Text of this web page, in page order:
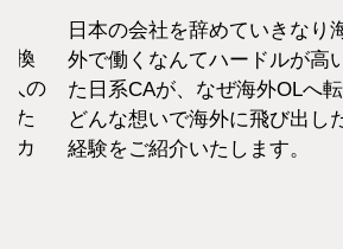
社を辞めていきなり海外OLに！海
なんてハードルが高いと思ってい
が、なぜ海外OLへ転身したのか、
いで海外に飛び出したのか、私の
紹介いたします。